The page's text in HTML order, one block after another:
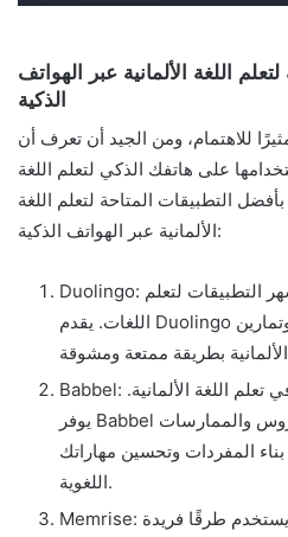
اللغة الألمانية عبر الهواتف
الذكية
للاهتمام، ومن الجيد أن تعرف أن
على هاتفك الذكي لتعلم اللغة
التطبيقات المتاحة لتعلم اللغة
الألمانية عبر الهواتف الذكية:
Duolingo: هذا التطبيق هو واحد من أشهر التطبيقات لتعلم
اللغات. يقدم Duolingo دروسًا مصممة بشكل جيد وتمارين
Babbel: هذا التطبيق مثالي للمبتدئين في تعلم اللغة الألمانية.
يوفر Babbel مجموعة واسعة من الدروس والممارسات
المفردات وتحسين مهاراتك
اللغوية.
Memrise: يتميز هذا التطبيق بأنه يستخدم طرقًا فريدة